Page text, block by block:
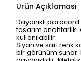
Ürün Açıklaması
Dayanıklı
tasarım
kullanılabilir.
Siyah ve sarı renk
bir görünüm sunar.